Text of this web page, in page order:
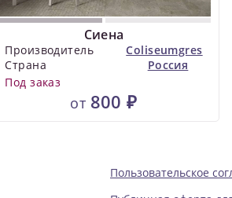
Сиена
Производитель
Coliseumgres
Страна
Россия
Под заказ
от 800 ₽
Пользовательское